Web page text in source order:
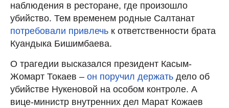
наблюдения в ресторане, где произошло
убийство. Тем временем родные Салтанат
потребовали привлечь к ответственности брата
Куандыка Бишимбаева.
О трагедии высказался президент Касым-
Жомарт Токаев – он поручил держать дело об
убийстве Нукеновой на особом контроле. А
вице-министр внутренних дел Марат Кожаев